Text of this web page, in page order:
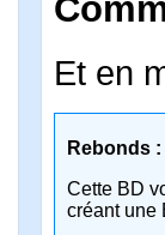
Et en
Rebonds :
Cette BD
créant une